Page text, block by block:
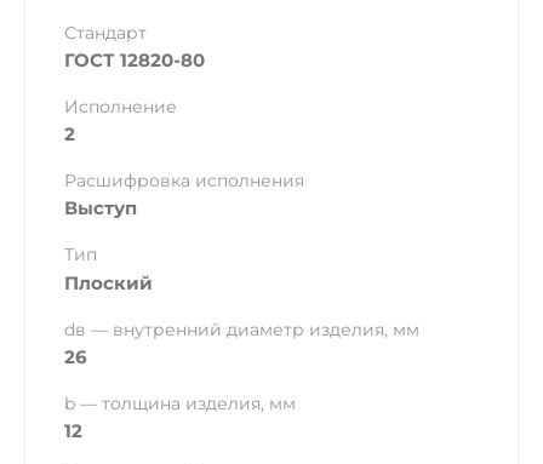
Стандарт
ГОСТ 12820-80
Исполнение
2
Расшифровка исполнения
Выступ
Тип
Плоский
dв — внутренний диаметр изделия, мм
26
b — толщина изделия, мм
12